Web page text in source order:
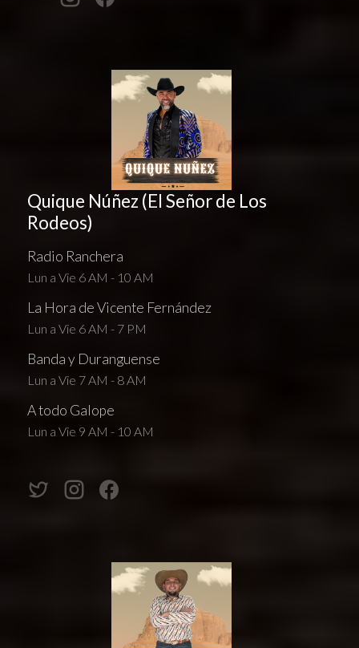
Quique Núñez (El Señor de Los
Rodeos)
Radio Ranchera
Lun a Vie 6 AM - 10 AM
La Hora de Vicente Fernández
Lun a Vie 6 AM - 7 PM
Banda y Duranguense
Lun a Vie 7 AM - 8 AM
A todo Galope
Lun a Vie 9 AM - 10 AM